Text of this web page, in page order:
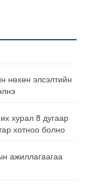
нөхөн элсэлтийн
хурал 8 дугаар
хотноо болно
ажиллагаагаа